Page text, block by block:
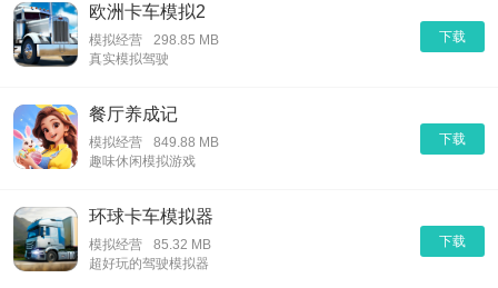
下载
欧洲卡车模拟2
模拟经营
298.85 MB
真实模拟驾驶
下载
餐厅养成记
模拟经营
849.88 MB
趣味休闲模拟游戏
下载
环球卡车模拟器
模拟经营
85.32 MB
超好玩的驾驶模拟器